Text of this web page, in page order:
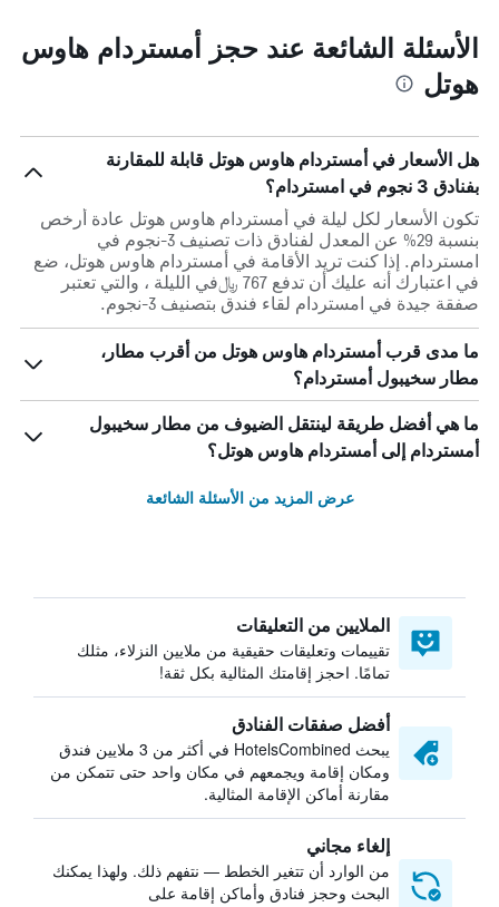
الأسئلة الشائعة عند حجز أمستردام هاوس
هوتل
هل الأسعار في أمستردام هاوس هوتل قابلة للمقارنة
بفنادق 3 نجوم في امستردام؟
تكون الأسعار لكل ليلة في أمستردام هاوس هوتل عادة أرخص
بنسبة 29% عن المعدل لفنادق ذات تصنيف 3-نجوم في
امستردام. إذا كنت تريد الأقامة في أمستردام هاوس هوتل، ضع
في اعتبارك أنه عليك أن تدفع 767 ﷼في الليلة ، والتي تعتبر
صفقة جيدة في امستردام لقاء فندق بتصنيف 3-نجوم.
ما مدى قرب أمستردام هاوس هوتل من أقرب مطار،
مطار سخيبول أمستردام؟
ما هي أفضل طريقة لينتقل الضيوف من مطار سخيبول
أمستردام إلى أمستردام هاوس هوتل؟
عرض المزيد من الأسئلة الشائعة
الملايين من التعليقات
تقييمات وتعليقات حقيقية من ملايين النزلاء، مثلك
تمامًا. احجز إقامتك المثالية بكل ثقة!
أفضل صفقات الفنادق
يبحث HotelsCombined في أكثر من 3 ملايين فندق
ومكان إقامة ويجمعهم في مكان واحد حتى تتمكن من
مقارنة أماكن الإقامة المثالية.
إلغاء مجاني
من الوارد أن تتغير الخطط — نتفهم ذلك. ولهذا يمكنك
البحث وحجز فنادق وأماكن إقامة على